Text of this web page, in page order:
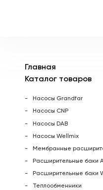
Главная
Каталог товаров
Насосы Grandfar
Насосы CNP
Насосы DAB
Насосы Wellmix
Мембранные
Расширительные баки
Расширительные баки
Теплообменники